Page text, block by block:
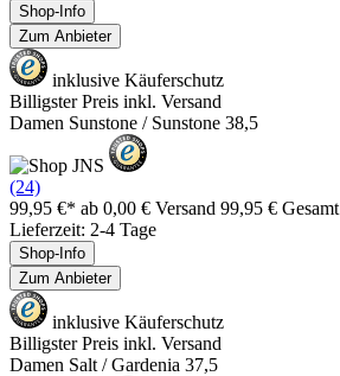
Shop-Info
Zum Anbieter
inklusive Käuferschutz
Billigster Preis inkl. Versand
Damen Sunstone / Sunstone 38,5
(24)
99,95 €* ab 0,00 € Versand 99,95 € Gesamt
Lieferzeit: 2-4 Tage
Shop-Info
Zum Anbieter
inklusive Käuferschutz
Billigster Preis inkl. Versand
Damen Salt / Gardenia 37,5